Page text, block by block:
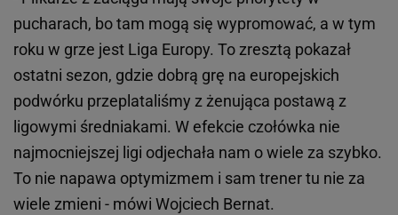
pucharach, bo tam mogą się wypromować, a w tym
roku w grze jest Liga Europy. To zresztą pokazał
ostatni sezon, gdzie dobrą grę na europejskich
podwórku przeplataliśmy z żenująca postawą z
ligowymi średniakami. W efekcie czołówka nie
najmocniejszej ligi odjechała nam o wiele za szybko.
To nie napawa optymizmem i sam trener tu nie za
wiele zmieni - mówi Wojciech Bernat.